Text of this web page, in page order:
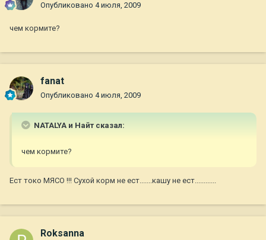
Опубликовано 4 июля, 2009
чем кормите?
fanat
Опубликовано 4 июля, 2009
NATALYA и Найт сказал:
чем кормите?
Ест токо МЯСО !!! Сухой корм не ест.......кашу не ест............
Roksanna